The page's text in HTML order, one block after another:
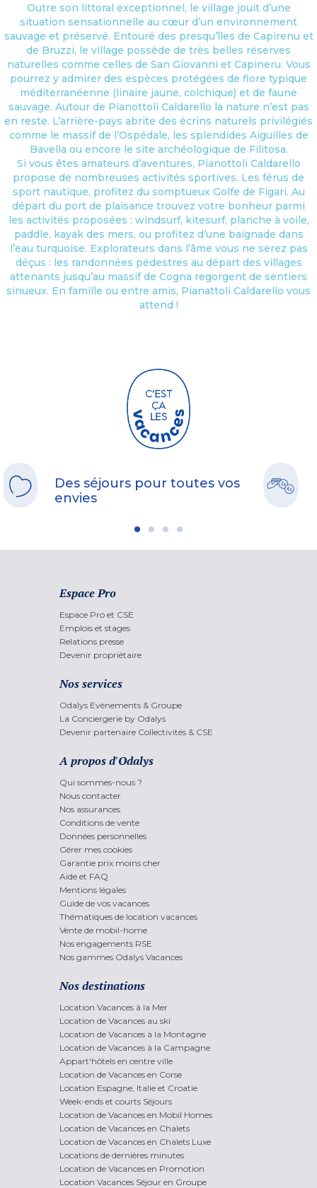
Outre son littoral exceptionnel, le village jouit d’une
situation sensationnelle au cœur d’un environnement
sauvage et préservé. Entouré des presqu’îles de Capirenu et
de Bruzzi, le village possède de très belles réserves
naturelles comme celles de San Giovanni et Capineru. Vous
pourrez y admirer des espèces protégées de flore typique
méditerranéenne (linaire jaune, colchique) et de faune
sauvage. Autour de Pianottoli Caldarello la nature n’est pas
en reste. L’arrière-pays abrite des écrins naturels privilégiés
comme le massif de l’Ospédale, les splendides Aiguilles de
Bavella ou encore le site archéologique de Filitosa.
Si vous êtes amateurs d’aventures, Pianottoli Caldarello
propose de nombreuses activités sportives. Les férus de
sport nautique, profitez du somptueux Golfe de Figari. Au
départ du port de plaisance trouvez votre bonheur parmi
les activités proposées : windsurf, kitesurf, planche à voile,
paddle, kayak des mers, ou profitez d’une baignade dans
l’eau turquoise. Explorateurs dans l’âme vous ne serez pas
déçus : les randonnées pédestres au départ des villages
attenants jusqu’au massif de Cogna regorgent de sentiers
sinueux. En famille ou entre amis, Pianattoli Caldarello vous
attend !
Des séjours pour toutes vos
envies
Espace Pro
Espace Pro et CSE
Emplois et stages
Relations presse
Devenir propriétaire
Nos services
Odalys Evènements & Groupe
La Conciergerie by Odalys
Devenir partenaire Collectivités & CSE
A propos d'Odalys
Qui sommes-nous ?
Nous contacter
Nos assurances
Conditions de vente
Données personnelles
Gérer mes cookies
Garantie prix moins cher
Aide et FAQ
Mentions légales
Guide de vos vacances
Thématiques de location vacances
Vente de mobil-home
Nos engagements RSE
Nos gammes Odalys Vacances
Nos destinations
Location Vacances à la Mer
Location de Vacances au ski
Location de Vacances à la Montagne
Location de Vacances à la Campagne
Appart'hôtels en centre ville
Location de Vacances en Corse
Location Espagne, Italie et Croatie
Week-ends et courts Séjours
Location de Vacances en Mobil Homes
Location de Vacances en Chalets
Location de Vacances en Chalets Luxe
Locations de dernières minutes
Location de Vacances en Promotion
Location Vacances Séjour en Groupe